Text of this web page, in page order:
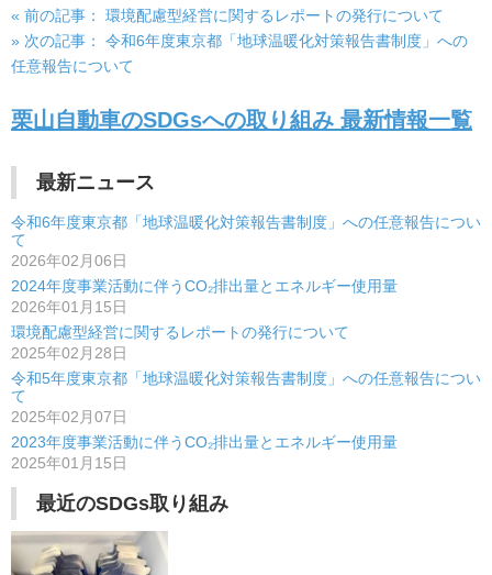
投
稿
ビ
ー
シ
ョ
ン
« 前の記事：
環境配慮型経営に関するレポートの発行について
» 次の記事：
令和6年度東京都「地球温暖化対策報告書制度」への
任意報告について
栗山自動車のSDGsへの取り組み 最新情報一覧
最新ニュース
令和6年度東京都「地球温暖化対策報告書制度」への任意報告につい
て
2026年02月06日
2024年度事業活動に伴うCO₂排出量とエネルギー使用量
2026年01月15日
環境配慮型経営に関するレポートの発行について
2025年02月28日
令和5年度東京都「地球温暖化対策報告書制度」への任意報告につい
て
2025年02月07日
2023年度事業活動に伴うCO₂排出量とエネルギー使用量
2025年01月15日
最近のSDGs取り組み